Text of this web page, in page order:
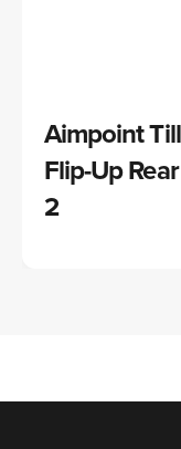
Aimpoint
Flip-Up
2